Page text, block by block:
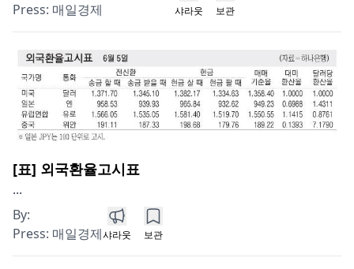
Press: 매일경제 샤라웃 보관
[표] 외국환율고시표
...
By:
Press: 매일경제샤라웃 보관